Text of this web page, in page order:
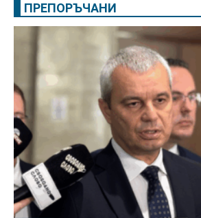
ПРЕПОРЪЧАНИ